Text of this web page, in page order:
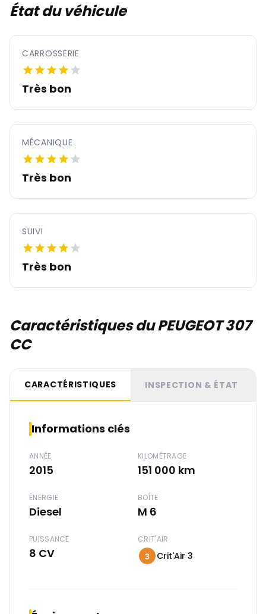
État du véhicule
CARROSSERIE
Très bon
MÉCANIQUE
Très bon
SUIVI
Très bon
Caractéristiques du PEUGEOT 307
CC
CARACTÉRISTIQUES INSPECTION & ÉTAT
Informations clés
ANNÉE
2015
KILOMÉTRAGE
151 000 km
ÉNERGIE
Diesel
BOÎTE
M 6
PUISSANCE
8 CV
CRIT'AIR
3 Crit'Air 3